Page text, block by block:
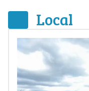
Local